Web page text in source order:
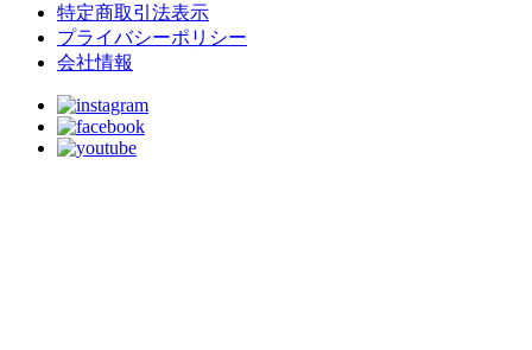
特定商取引法表示
プライバシーポリシー
会社情報